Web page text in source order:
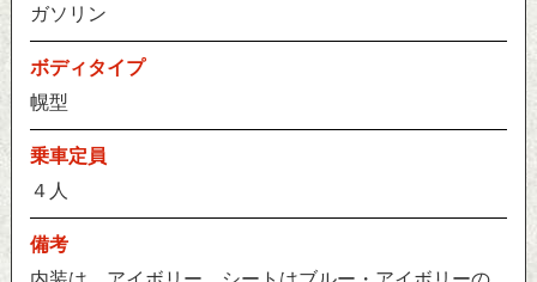
ガソリン
ボディタイプ
幌型
乗車定員
４人
備考